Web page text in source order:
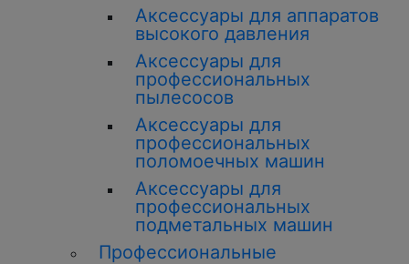
Аксессуары для аппаратов
высокого давления
Аксессуары для
профессиональных
пылесосов
Аксессуары для
профессиональных
поломоечных машин
Аксессуары для
профессиональных
подметальных машин
Профессиональные